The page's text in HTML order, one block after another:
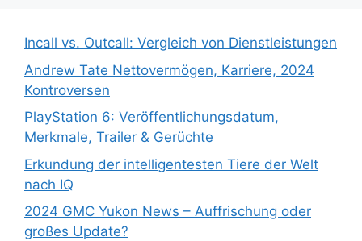
Incall vs. Outcall: Vergleich von Dienstleistungen
Andrew Tate Nettovermögen, Karriere, 2024
Kontroversen
PlayStation 6: Veröffentlichungsdatum,
Merkmale, Trailer & Gerüchte
Erkundung der intelligentesten Tiere der Welt
nach IQ
2024 GMC Yukon News – Auffrischung oder
großes Update?